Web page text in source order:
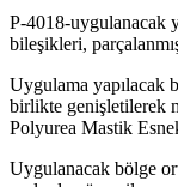
P-4018-uygulanacak
bileşikleri,
Uygulama yapılacak
birlikte genişletilerek
Polyurea Mastik
Uygulanacak bölge